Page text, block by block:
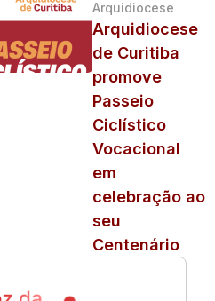
Arquidiocese
Arquidiocese
de Curitiba
promove
Passeio
Ciclístico
Vocacional
em
celebração ao
seu
Centenário